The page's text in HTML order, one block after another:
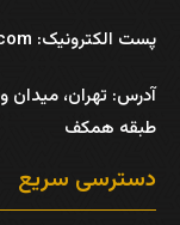
پست الکترونیک: info{at}ariadanak.com
آدرس:
طبقه همکف
دسترسی سریع